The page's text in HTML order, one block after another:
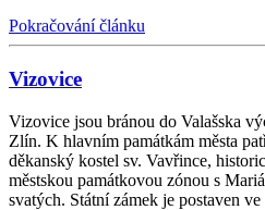
Pokračování článku
Vizovice
Vizovice jsou bránou do Valašska
Zlín. K hlavním památkám města
děkanský kostel sv. Vavřince,
městskou památkovou zónou s
svatých. Státní zámek je postaven